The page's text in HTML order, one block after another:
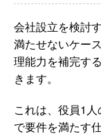
会社設立を検討
満たせないケー
理能力を補完する
きます。
これは、役員1
で要件を満たす